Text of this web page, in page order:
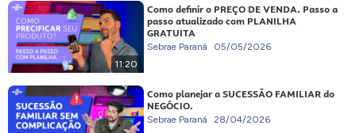
11:20
Como definir o PREÇO DE VENDA. Passo a
passo atualizado com PLANILHA
GRATUITA
Sebrae Paraná 05/05/2026
Como planejar a SUCESSÃO FAMILIAR do
NEGÓCIO.
Sebrae Paraná 28/04/2026